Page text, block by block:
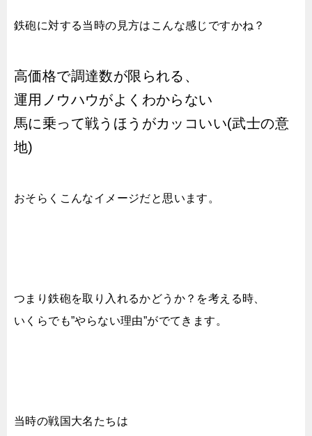
鉄砲に対する当時の見方はこんな感じですかね？
高価格で調達数が限られる、
運用ノウハウがよくわからない
馬に乗って戦うほうがカッコいい(武士の意
地)
おそらくこんなイメージだと思います。
つまり鉄砲を取り入れるかどうか？を考える時、
いくらでも”やらない理由”がでてきます。
当時の戦国大名たちは